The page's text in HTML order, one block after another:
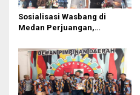
Sosialisasi Wasbang di
Medan Perjuangan,
Perjuangkan Ruang Bermain
Anak